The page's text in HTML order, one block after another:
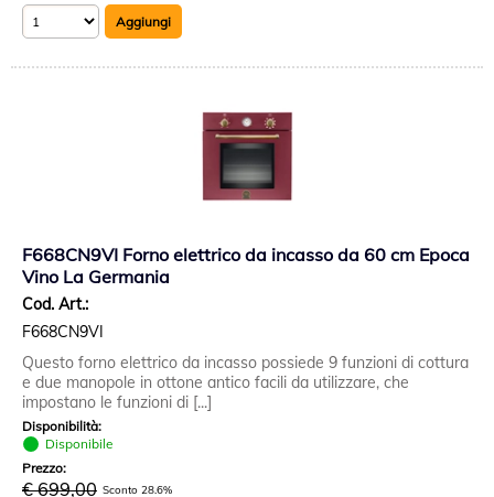
F668CN9VI Forno elettrico da incasso da 60 cm Epoca
Vino La Germania
Cod. Art.:
F668CN9VI
Questo forno elettrico da incasso possiede 9 funzioni di cottura
e due manopole in ottone antico facili da utilizzare, che
impostano le funzioni di [...]
Disponibilità:
Disponibile
Prezzo:
€ 699,00 Sconto 28.6%